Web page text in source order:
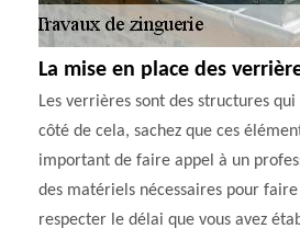
La mise en place des
Les verrières sont des structures
côté de cela, sachez que ces
important de faire appel à un
des matériels nécessaires pour
respecter le délai que vous avez